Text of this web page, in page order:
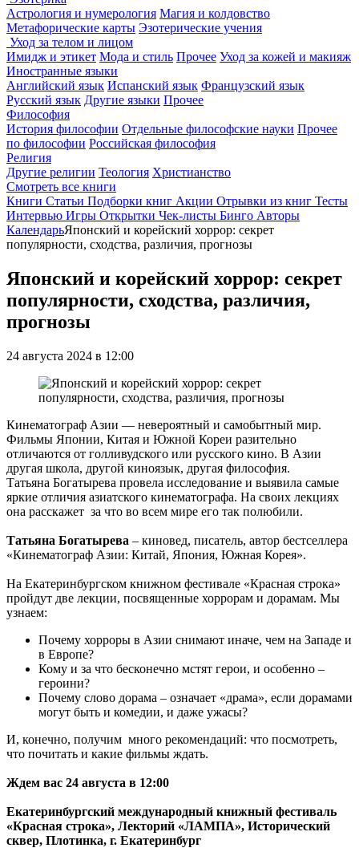
Астрология и нумерология Магия и колдовство
Метафорические карты Эзотерические учения
Уход за телом и лицом
Имидж и этикет Мода и стиль Прочее Уход за кожей и макияж
Иностранные языки
Английский язык Испанский язык Французский язык
Русский язык Другие языки Прочее
Философия
История философии Отдельные философские науки Прочее
по философии Российская философия
Религия
Другие религии Теология Христианство
Смотреть все книги
Книги Статьи Подборки книг Акции Отрывки из книг Тесты
Интервью Игры Открытки Чек-листы Бинго Авторы
КалендарьЯпонский и корейский хоррор: секрет
популярности, сходства, различия, прогнозы
Японский и корейский хоррор: секрет
популярности, сходства, различия,
прогнозы
24 августа 2024 в 12:00
Кинематограф Азии — невероятный и самобытный мир.
Фильмы Японии, Китая и Южной Кореи разительно
отличаются от голливудского или русского кино. В Азии
другая школа, другой киноязык, другая философия.
Татьяна Богатырева провела исследование и выявила самые
яркие отличия азиатского кинематографа. На своих лекциях
она расскажет за что во всем мире его так полюбили.
Татьяна Богатырева – киновед, писатель, автор бестселлера
«Кинематограф Азии: Китай, Япония, Южная Корея».
На Екатеринбургском книжном фестивале «Красная строка»
пройдут две лекции, посвященные хоррорам и дорамам. Мы
узнаем:
Почему хорроры в Азии снимают иначе, чем на Западе и
в Европе?
Кому и за что бесконечно мстят герои, и особенно –
героини?
Почему слово дорама – означает «драма», если дорамами
могут быть и комедии, и даже ужасы?
И, конечно, получим много рекомендаций: что посмотреть,
что почитать и какие фильмы ждать.
Ждем вас 24 августа в 12:00
Екатеринбургский международный книжный фестиваль
«Красная строка», Лекторий «ЛАМПА», Исторический
сквер, Плотинка, г. Екатеринбург